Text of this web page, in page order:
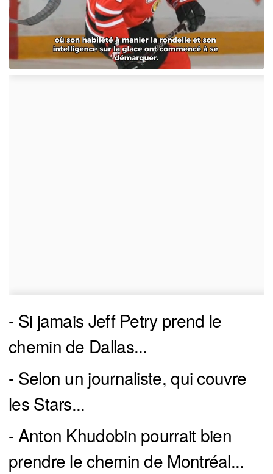
- Si jamais Jeff Petry prend le
chemin de Dallas...
- Selon un journaliste, qui couvre
les Stars...
- Anton Khudobin pourrait bien
prendre le chemin de Montréal...